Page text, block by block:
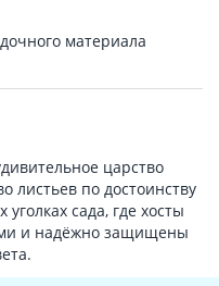
материала
царство
листьев по достоинству
сада, где хосты
и надёжно защищены